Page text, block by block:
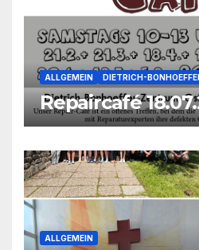
ALLGEMEIN DIETRICH-
Repaircafé
ALLGEMEIN